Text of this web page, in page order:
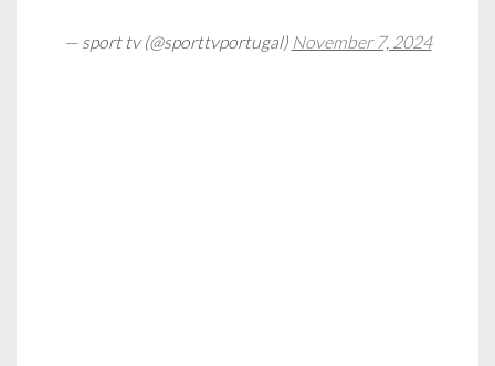
— sport tv (@sporttvportugal) November 7, 2024